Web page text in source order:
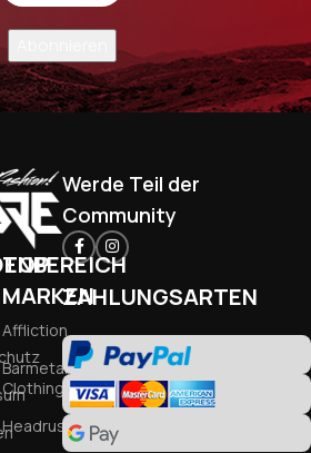
TOP
MARKEN
Affliction
Barmetal
Clothing
Headrush
Werde Teil der
Community
ZAHLUNGSARTEN